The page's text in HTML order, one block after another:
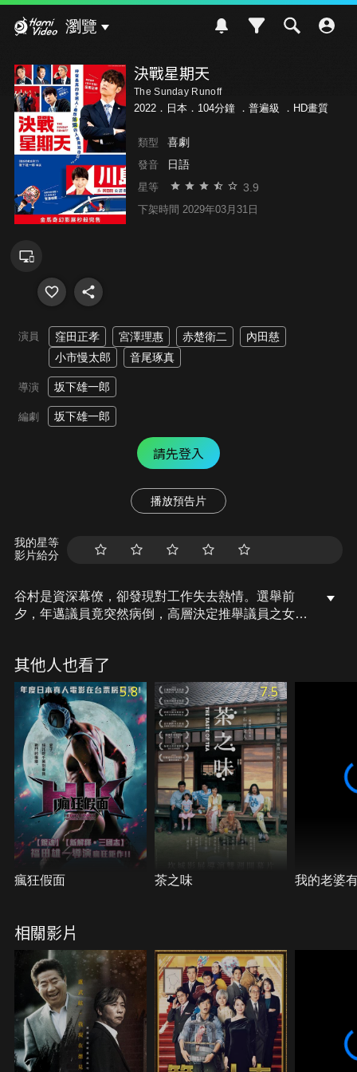
瀏覽
決戰星期天
The Sunday Runoff
2022．日本．104分鐘 ． 普遍級 ．HD畫質
類型 喜劇
發音 日語
星等 3.9
下架時間 2029年03月31日
演員 窪田正孝 宮澤理惠 赤楚衛二
內田慈
小市慢太郎
音尾琢真
導演 坂下雄一郎
編劇 坂下雄一郎
請先登入
播放預告片
我的星等
影片給分
谷村是資深幕僚，卻發現對工作失去熱情。選舉前
夕，年邁議員竟突然病倒，高層決定推舉議員之女巾
涯最艱困的一戰，這位政壇王牌能否不負老議員，成
功將大小姐送進國會呢？
其他人也看了
5.8
瘋狂假面
7.5
茶之味 我的老婆
相關影片